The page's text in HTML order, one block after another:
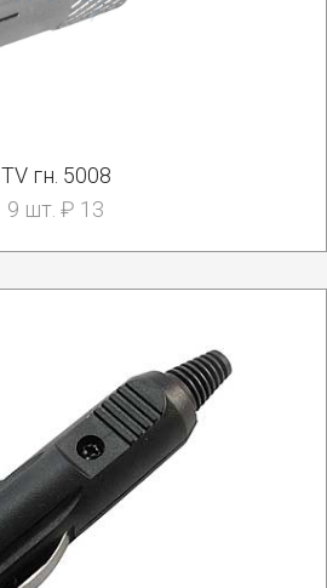
TV гн. 5008
9 шт. ₽ 13